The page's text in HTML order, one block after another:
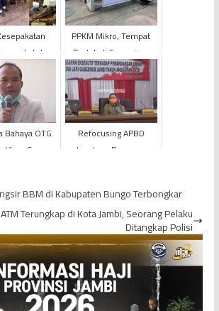
dan
EP Asset 1
Field
PPKM Mikro, Tempat
Duduk di Sepanjang
Pedestrian Kota Jambi
Ditutup Terpal
Bahaya OTG
Corona
Refocusing APBD
Lamban, Pemprov
BBM di Kabupaten Bungo Terbongkar
Terungkap di Kota Jambi, Seorang Pelaku
Ditangkap Polisi